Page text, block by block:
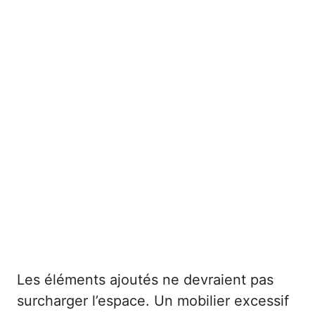
Les éléments ajoutés ne devraient pas
surcharger l’espace. Un mobilier excessif